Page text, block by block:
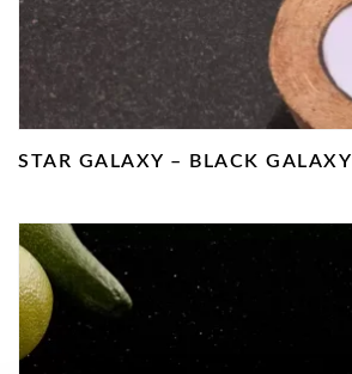
STAR GALAXY – BLACK GALAXY